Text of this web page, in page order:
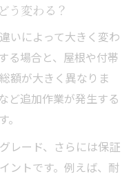
う変わる？
いによって大きく変わ
る場合と、屋根や付帯
額が大きく異なりま
ど追加作業が発生する
レード、さらには保証
ントです。例えば、耐